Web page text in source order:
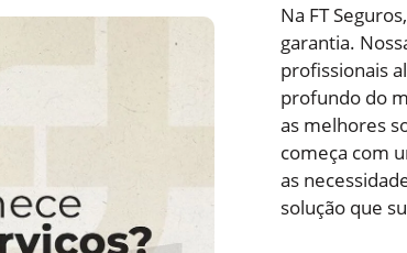
Na FT
garantia.
profissionais
profundo do
as melhores
começa com
as
solução que